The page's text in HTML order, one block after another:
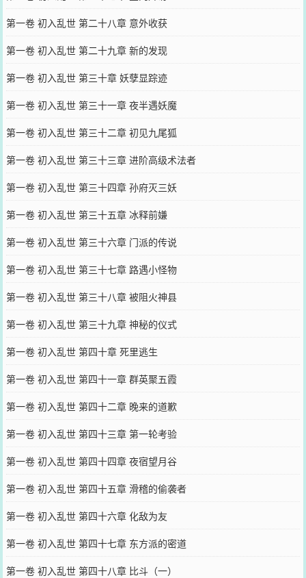
第一卷 初入乱世 第二十八章 意外收获
第一卷 初入乱世 第二十九章 新的发现
第一卷 初入乱世 第三十章 妖孽显踪迹
第一卷 初入乱世 第三十一章 夜半遇妖魔
第一卷 初入乱世 第三十二章 初见九尾狐
第一卷 初入乱世 第三十三章 进阶高级术法者
第一卷 初入乱世 第三十四章 孙府灭三妖
第一卷 初入乱世 第三十五章 冰释前嫌
第一卷 初入乱世 第三十六章 门派的传说
第一卷 初入乱世 第三十七章 路遇小怪物
第一卷 初入乱世 第三十八章 被阻火神县
第一卷 初入乱世 第三十九章 神秘的仪式
第一卷 初入乱世 第四十章 死里逃生
第一卷 初入乱世 第四十一章 群英聚五霞
第一卷 初入乱世 第四十二章 晚来的道歉
第一卷 初入乱世 第四十三章 第一轮考验
第一卷 初入乱世 第四十四章 夜宿望月谷
第一卷 初入乱世 第四十五章 滑稽的偷袭者
第一卷 初入乱世 第四十六章 化敌为友
第一卷 初入乱世 第四十七章 东方派的密道
第一卷 初入乱世 第四十八章 比斗（一）